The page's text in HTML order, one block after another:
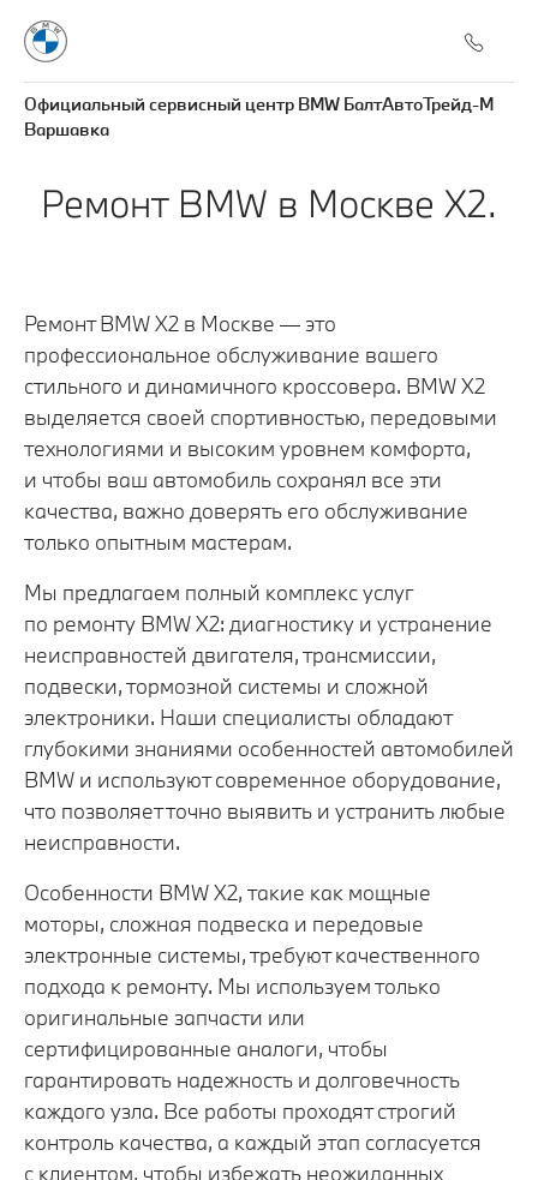
Официальный сервисный центр BMW БалтАвтоТрейд-М
Варшавка
Ремонт BMW в Москве X2.
Ремонт BMW X2 в Москве — это
профессиональное обслуживание вашего
стильного и динамичного кроссовера. BMW X2
выделяется своей спортивностью, передовыми
технологиями и высоким уровнем комфорта,
и чтобы ваш автомобиль сохранял все эти
качества, важно доверять его обслуживание
только опытным мастерам.
Мы предлагаем полный комплекс услуг
по ремонту BMW X2: диагностику и устранение
неисправностей двигателя, трансмиссии,
подвески, тормозной системы и сложной
электроники. Наши специалисты обладают
глубокими знаниями особенностей автомобилей
BMW и используют современное оборудование,
что позволяет точно выявить и устранить любые
неисправности.
Особенности BMW X2, такие как мощные
моторы, сложная подвеска и передовые
электронные системы, требуют качественного
подхода к ремонту. Мы используем только
оригинальные запчасти или
сертифицированные аналоги, чтобы
гарантировать надежность и долговечность
каждого узла. Все работы проходят строгий
контроль качества, а каждый этап согласуется
с клиентом, чтобы избежать неожиданных